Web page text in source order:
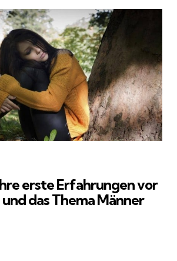
erste Erfahrungen vor
das Thema Männer